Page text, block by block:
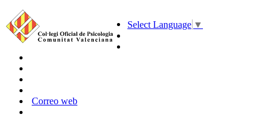
Select Language ▼
Correo web